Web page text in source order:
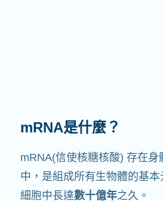
mRNA有何作用？
mRNA的中文翻譯是信使核糖
字，它就是信使，會與細胞
質的成份交互作用。